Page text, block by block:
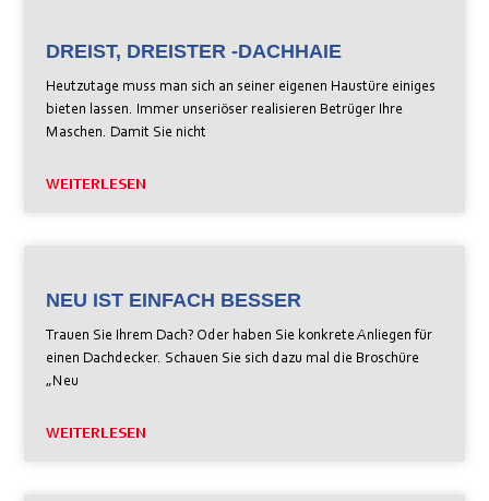
DREIST, DREISTER -DACHHAIE
Heutzutage muss man sich an seiner eigenen Haustüre einiges
bieten lassen. Immer unseriöser realisieren Betrüger Ihre
Maschen. Damit Sie nicht
WEITERLESEN
NEU IST EINFACH BESSER
Trauen Sie Ihrem Dach? Oder haben Sie konkrete Anliegen für
einen Dachdecker. Schauen Sie sich dazu mal die Broschüre
„Neu
WEITERLESEN